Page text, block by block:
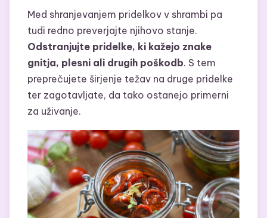
Med shranjevanjem pridelkov v shrambi pa
tudi redno preverjajte njihovo stanje.
Odstranjujte pridelke, ki kažejo znake
gnitja, plesni ali drugih poškodb. S tem
preprečujete širjenje težav na druge pridelke
ter zagotavljate, da tako ostanejo primerni
za uživanje.